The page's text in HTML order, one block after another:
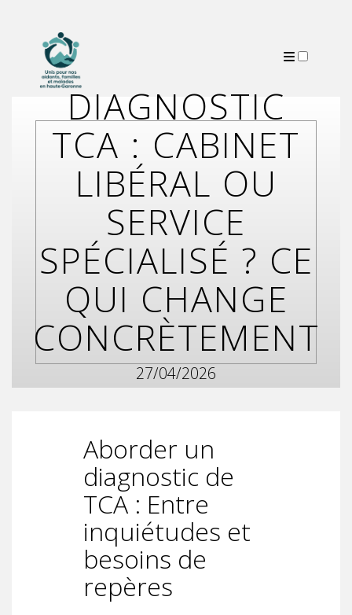
PUBLICATIONS
DIAGNOSTIC
TCA : CABINET
LIBÉRAL OU
SERVICE
SPÉCIALISÉ ? CE
QUI CHANGE
CONCRÈTEMENT
27/04/2026
Aborder un
diagnostic de
TCA : Entre
inquiétudes et
besoins de
repères